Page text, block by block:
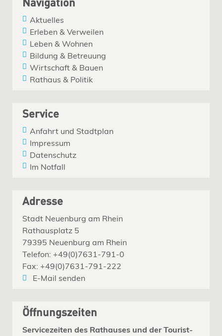
Navigation
Aktuelles
Erleben & Verweilen
Leben & Wohnen
Bildung & Betreuung
Wirtschaft & Bauen
Rathaus & Politik
Service
Anfahrt und Stadtplan
Impressum
Datenschutz
Im Notfall
Adresse
Stadt Neuenburg am Rhein
Rathausplatz 5
79395 Neuenburg am Rhein
Telefon: +49(0)7631-791-0
Fax: +49(0)7631-791-222
E-Mail senden
Öffnungszeiten
Servicezeiten des Rathauses und der Tourist-